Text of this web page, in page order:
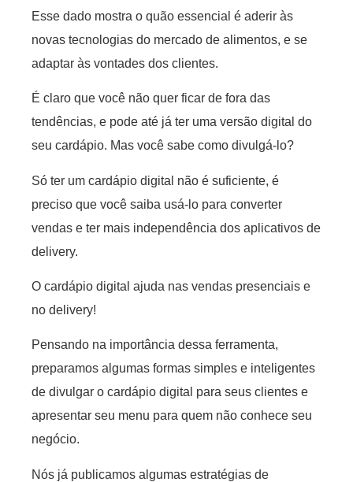
Esse dado mostra o quão essencial é aderir às
novas tecnologias do mercado de alimentos, e se
adaptar às vontades dos clientes.
É claro que você não quer ficar de fora das
tendências, e pode até já ter uma versão digital do
seu cardápio. Mas você sabe como divulgá-lo?
Só ter um cardápio digital não é suficiente, é
preciso que você saiba usá-lo para converter
vendas e ter mais independência dos aplicativos de
delivery.
O cardápio digital ajuda nas vendas presenciais e
no delivery!
Pensando na importância dessa ferramenta,
preparamos algumas formas simples e inteligentes
de divulgar o cardápio digital para seus clientes e
apresentar seu menu para quem não conhece seu
negócio.
Nós já publicamos algumas estratégias de